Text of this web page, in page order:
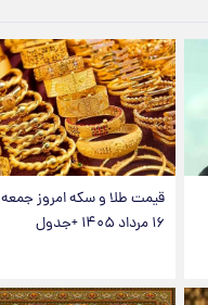
قیمت طلا و سکه امروز جمعه
۱۶ مرداد ۱۴۰۵ +جدول